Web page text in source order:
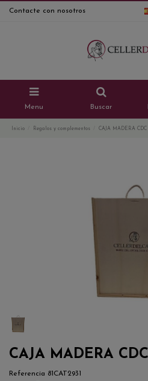
Contacte con nosotros
Menu Buscar
Inicio Regalos y complementos CAJA MADERA CDC
CAJA MADERA
Referencia 81CAT2931